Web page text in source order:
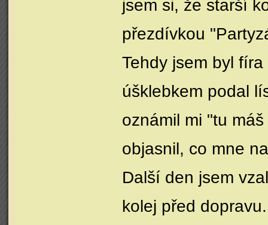
jsem si, že starší
přezdívkou
Tehdy jsem byl
úšklebkem podal
oznámil mi "tu
objasnil, co mne
Další den jsem
kolej před dopravu.